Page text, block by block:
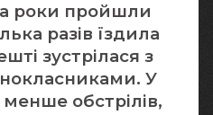
роки пройшли
разів їздила
зустрілася з
У
обстрілів,